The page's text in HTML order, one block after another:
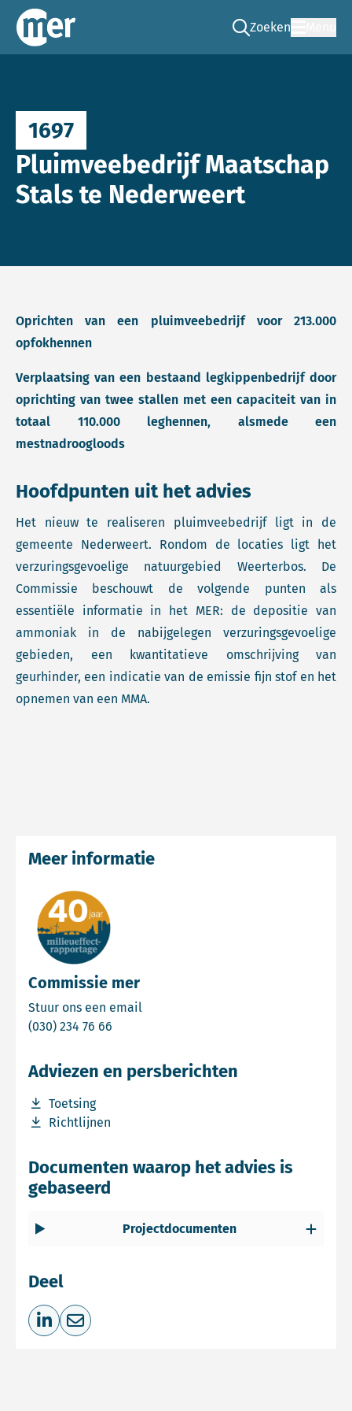
Commissie mer
Zoeken
Ga naar de zoek
1697
Pluimveebedrijf Maatschap
Stals te Nederweert
Oprichten van een pluimveebedrijf voor 213.000
opfokhennen
Verplaatsing van een bestaand legkippenbedrijf door
oprichting van twee stallen met een capaciteit van in
totaal 110.000 leghennen, alsmede een
mestnadroogloods
Hoofdpunten uit het advies
Het nieuw te realiseren pluimveebedrijf ligt in de
gemeente Nederweert. Rondom de locaties ligt het
verzuringsgevoelige natuurgebied Weerterbos. De
Commissie beschouwt de volgende punten als
essentiële informatie in het MER: de depositie van
ammoniak in de nabijgelegen verzuringsgevoelige
gebieden, een kwantitatieve omschrijving van
geurhinder, een indicatie van de emissie fijn stof en het
opnemen van een MMA.
Commissie mer
Stuur ons een email
(030) 234 76 66
Meer informatie
Adviezen en persberichten
Toetsing
Download bestand Toetsing
Richtlijnen
Download bestand Richtlijnen
Documenten waarop het advies is
gebaseerd
Projectdocumenten
Deel
Deel op LinkedIn
Deel via e-mail